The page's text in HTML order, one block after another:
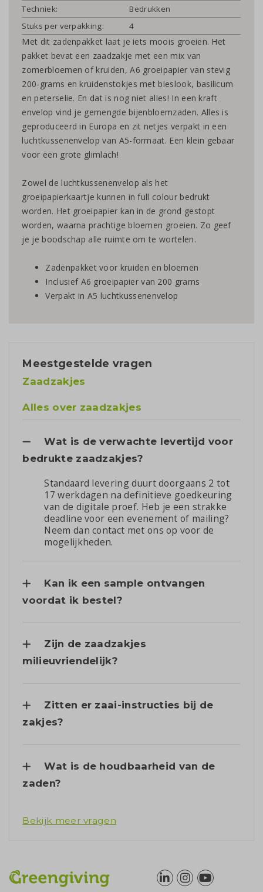
Techniek:
Bedrukken
Stuks per verpakking:
4
Met dit zadenpakket laat je iets moois groeien. Het
pakket bevat een zaadzakje met een mix van
zomerbloemen of kruiden, A6 groeipapier van stevig
200-grams en kruidenstokjes met bieslook, basilicum
en peterselie. En dat is nog niet alles! In een kraft
envelop vind je gemengde bijenbloemzaden. Alles is
geproduceerd in Europa en zit netjes verpakt in een
luchtkussenenvelop van A5-formaat. Een klein gebaar
voor een grote glimlach!
Zowel de luchtkussenenvelop als het
groeipapierkaartje kunnen in full colour bedrukt
worden. Het groeipapier kan in de grond gestopt
worden, waarna prachtige bloemen groeien. Zo geef
je je boodschap alle ruimte om te wortelen.
Zadenpakket voor kruiden en bloemen
Inclusief A6 groeipapier van 200 grams
Verpakt in A5 luchtkussenenvelop
Meestgestelde vragen
Zaadzakjes
Alles over zaadzakjes
Wat is de verwachte levertijd voor
bedrukte zaadzakjes?
Standaard levering duurt doorgaans 2 tot
17 werkdagen na definitieve goedkeuring
van de digitale proef. Heb je een strakke
deadline voor een evenement of mailing?
Neem dan contact met ons op voor de
mogelijkheden.
Kan ik een sample ontvangen
voordat ik bestel?
Zijn de zaadzakjes
milieuvriendelijk?
Zitten er zaai-instructies bij de
zakjes?
Wat is de houdbaarheid van de
zaden?
Bekijk meer vragen